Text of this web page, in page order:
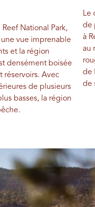
National Park,
vue imprenable
et la région
densément boisée
réservoirs. Avec
de plusieurs
basses, la région
Le
de
à
au
de
de